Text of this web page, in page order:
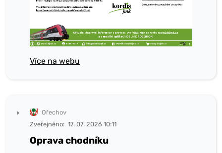
Více na webu
Ořechov
Zveřejněno: 17. 07. 2026 10:11
Oprava chodníku